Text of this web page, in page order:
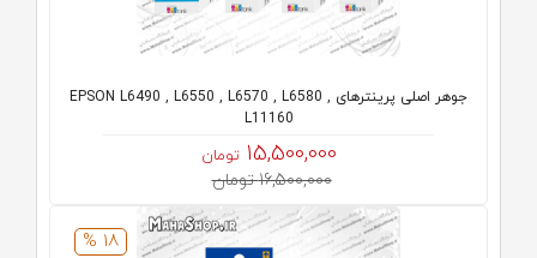
جوهر اصلی پرینترهای EPSON L6490 , L6550 , L6570 , L6580 ,
L11160
15,500,000 تومان
16,500,000 تومان
18 %